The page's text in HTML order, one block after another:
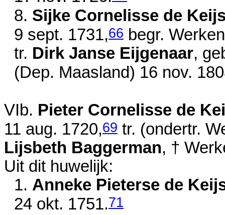
8. Sijke Cornelisse de
9 sept. 1731,66 begr.
tr. Dirk Janse Eijgenaar,
(Dep. Maasland) 16 nov.
VIb. Pieter Cornelisse de
11 aug. 1720,69 tr. (ondertr.
Lijsbeth Baggerman, †
Uit dit huwelijk:
1. Anneke Pieterse de
24 okt. 1751.71